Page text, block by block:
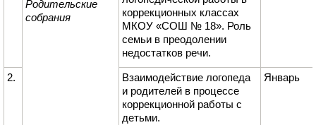
Родительские
собрания
коррекционных классах
МКОУ «СОШ № 18». Роль
семьи в преодолении
недостатков речи.
2.
Взаимодействие логопеда
и родителей в процессе
коррекционной работы с
детьми.
Январь